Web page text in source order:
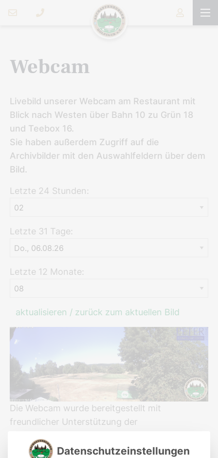
Webcam
Livebild unserer Webcam am Restaurant mit
Blick nach Westen über Bahn 10 zu Grün 18
und Teebox 16.
Sie haben außerdem Zugriff auf die
Archivbilder mit den Auswahlfeldern über dem
Bild.
Letzte 24 Stunden:
Letzte 31 Tage:
Letzte 12 Monate:
aktualisieren / zurück zum aktuellen Bild
Die Webcam wurde bereitgestellt mit
freundlicher Unterstützung der
AschaffenburgDatenschutzeinstellungen